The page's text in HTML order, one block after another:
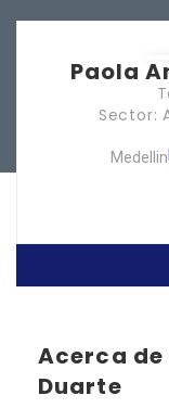
Paola
Sector:
Medellin
Acerca de
Duarte